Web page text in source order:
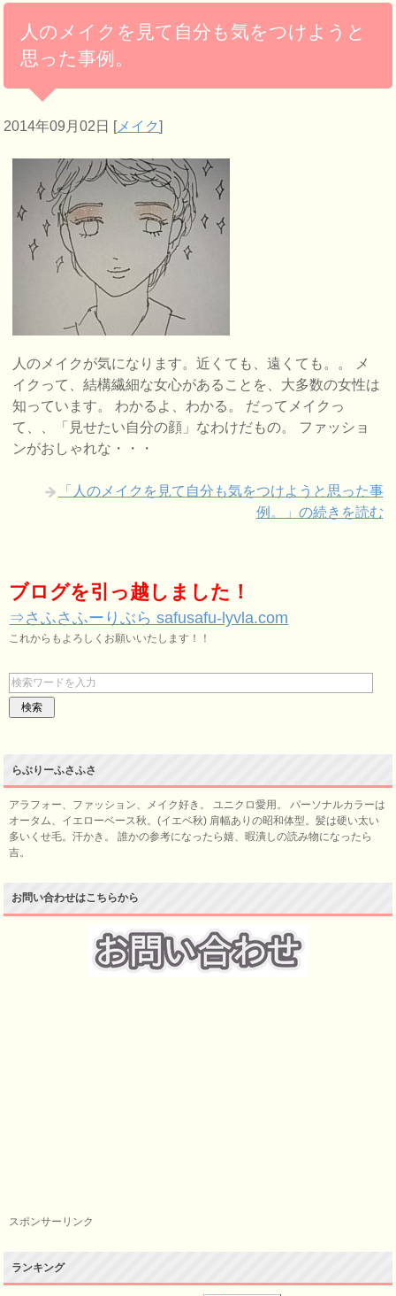
人のメイクを見て自分も気をつけようと
思った事例。
2014年09月02日 [メイク]
人のメイクが気になります。近くても、遠くても。。 メ
イクって、結構繊細な女心があることを、大多数の女性は
知っています。 わかるよ、わかる。 だってメイクっ
て、、「見せたい自分の顔」なわけだもの。 ファッショ
ンがおしゃれな・・・
「人のメイクを見て自分も気をつけようと思った事
例。」の続きを読む
ブログを引っ越しました！
⇒さふさふーりぶら safusafu-lyvla.com
これからもよろしくお願いいたします！！
らぶりーふさふさ
アラフォー、ファッション、メイク好き。 ユニクロ愛用。 パーソナルカラーは
オータム、イエローベース秋。(イエベ秋) 肩幅ありの昭和体型。髪は硬い太い
多いくせ毛。汗かき。 誰かの参考になったら嬉、暇潰しの読み物になったら
吉。
お問い合わせはこちらから
スポンサーリンク
ランキング